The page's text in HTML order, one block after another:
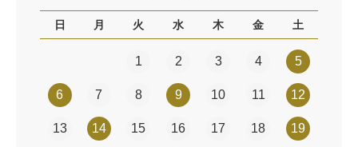
日 月 火 水 木 金 土
1 2 3 4 5
6 7 8 9 10 11 12
13 14 15 16 17 18 19